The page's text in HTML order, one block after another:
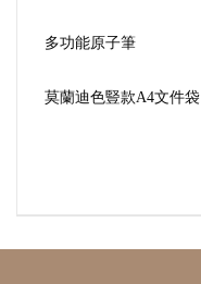
多功能原子筆
莫蘭迪色豎款A4文件袋